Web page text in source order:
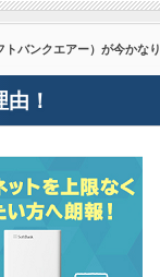
バンクエアー）が今かな
！